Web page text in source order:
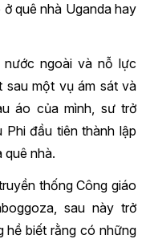
quê nhà Uganda hay
nước ngoài và nỗ lực
sau một vụ ám sát và
áo của mình, sư trở
đầu tiên thành lập
quê nhà.
thống Công giáo
sau này trở
hề biết rằng có những